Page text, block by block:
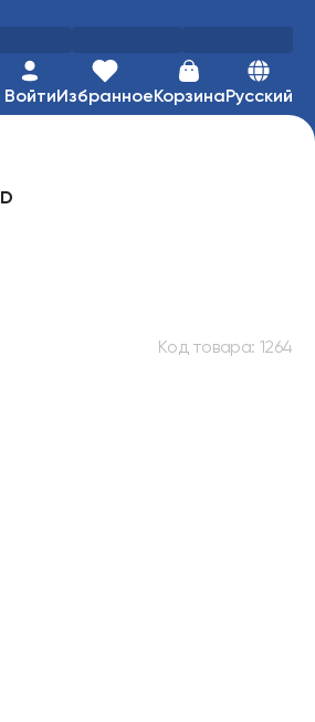
ВойтиИзбранноеКорзинаРусский
Код товара: 1264